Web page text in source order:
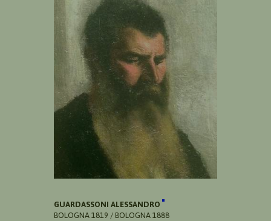
GUARDASSONI ALESSANDRO
BOLOGNA 1819 / BOLOGNA 1888